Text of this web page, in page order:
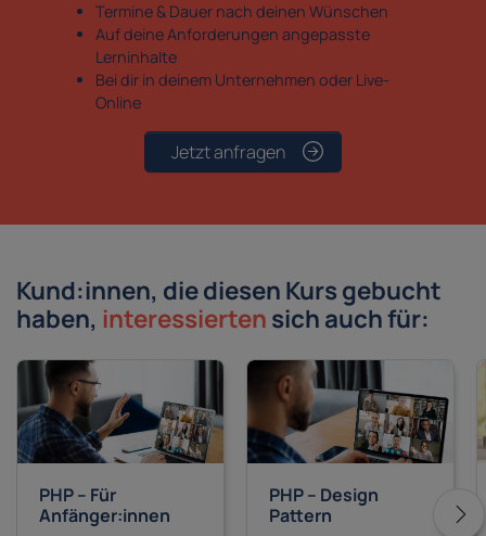
Termine & Dauer nach deinen Wünschen
Auf deine Anforderungen angepasste
Lerninhalte
Bei dir in deinem Unternehmen oder Live-
Online
Jetzt anfragen
Kund:innen, die diesen Kurs gebucht
haben, interessiertensich auch für:
PHP – Für
Anfänger:innen
PHP – Design
Pattern